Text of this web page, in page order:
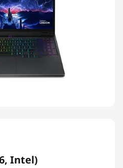
Intel)